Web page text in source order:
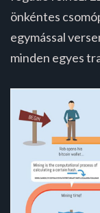
önkéntes
egymással
minden egyes